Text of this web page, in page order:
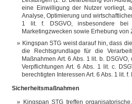
eine Einwilligung der Nutzer vorliegt,
Analyse, Optimierung und
1 lit. f. DSGVO, insbesondere bei
Marketingzwecken sowie Erhebung
Kingspan STG weist darauf hin, dass
die Rechtsgrundlage für die
Maßnahmen Art. 6 Abs. 1 lit. b.
Verpflichtungen Art. 6 Abs. 1 lit. c.
berechtigten Interessen Art. 6 Abs. 1 lit. f.
Sicherheitsmaßnahmen
Kingspan STG treffen